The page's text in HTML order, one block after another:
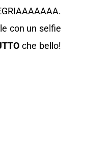
con un selfie
che bello!